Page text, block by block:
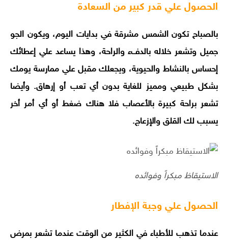
الحصول علي قدر كبير من السعادة
بالصباح تكون الشمس مشرقة في بدايات اليوم، ويكون الجو
جميل وتشعر خلاله بالدفء والراحة، وهذا يساعد علي إعطائك
إحساس بالنشاط والحيوية، ويجعلك مقبل علي ممارسة يومك
بشكل طبيعي ومميز للغاية بدون أي تعب أو إرهاق. وأيضا
تشعر براحة كبيرة بالأعصاب فلا هناك ضغط أو أي أمر أخر
يسبب لك القلق والإزعاج.
الاستيقاظ مبكراً وفوائده
الحصول علي وجبة الإفطار
عندما تذهب للأطباء في الكثير من الوقت عندما تشعر بمرض